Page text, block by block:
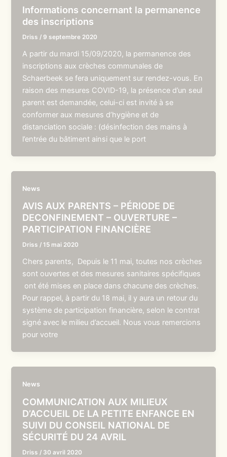
Informations concernant la permanence
des inscriptions
Driss / 9 septembre 2020
A partir du mardi 15/09/2020, la permanence des
inscriptions aux crèches communales de
Schaerbeek se fera uniquement sur rendez-vous. En
raison des mesures COVID-19, la présence d’un seul
parent est demandée, celui-ci est invité à se
conformer aux mesures d’hygiène et de
distanciation sociale : (désinfection des mains à
l’entrée du bâtiment ainsi que le port
News
AVIS AUX PARENTS – PÉRIODE DE
DECONFINEMENT – OUVERTURE –
PARTICIPATION FINANCIÈRE
Driss /15 mai 2020
Chers parents, Depuis le 11 mai, toutes nos crèches
sont ouvertes et des mesures sanitaires spécifiques
ont été mises en place dans chacune des crèches.
Pour rappel, à partir du 18 mai, il y aura un retour du
système de participation financière, selon le contrat
signé avec le milieu d’accueil. Nous vous remercions
pour votre
News
COMMUNICATION AUX MILIEUX
D’ACCUEIL DE LA PETITE ENFANCE EN
SUIVI DU CONSEIL NATIONAL DE
SÉCURITÉ DU 24 AVRIL
Driss / 30 avril 2020